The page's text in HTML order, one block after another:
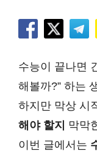
수능이 끝나면
해볼까?” 하는
하지만 막상 시
해야 할지 막막
이번 글에서는